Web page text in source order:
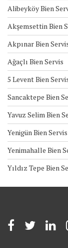
Alibeyköy Bien
Akşemsettin Bien
Akpınar Bien
Ağaçlı Bien Servis
5 Levent Bien
Sancaktepe Bien
Yavuz Selim Bien
Yenigün Bien Servis
Yenimahalle Bien
Yıldız Tepe Bien